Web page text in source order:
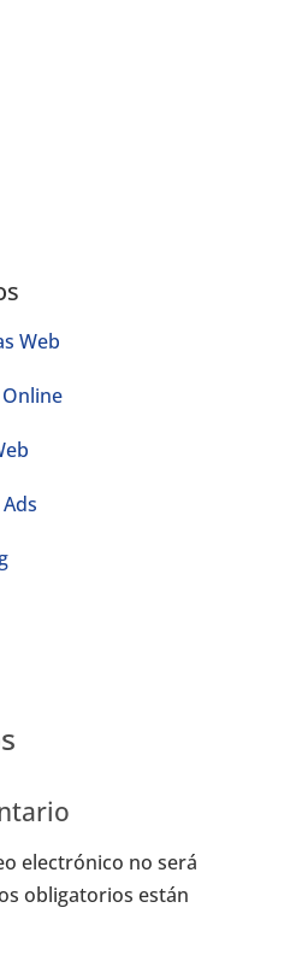
Web
electrónico no será
obligatorios están